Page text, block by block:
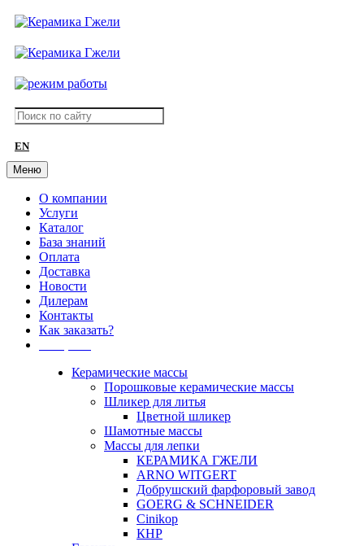
EN
Меню
О компании
Услуги
Каталог
База знаний
Оплата
Доставка
Новости
Дилерам
Контакты
Как заказать?
Керамические массы
Порошковые керамические массы
Шликер для литья
Цветной шликер
Шамотные массы
Массы для лепки
КЕРАМИКА ГЖЕЛИ
ARNO WITGERT
Добрушский фарфоровый завод
GOERG & SCHNEIDER
Cinikop
КНР